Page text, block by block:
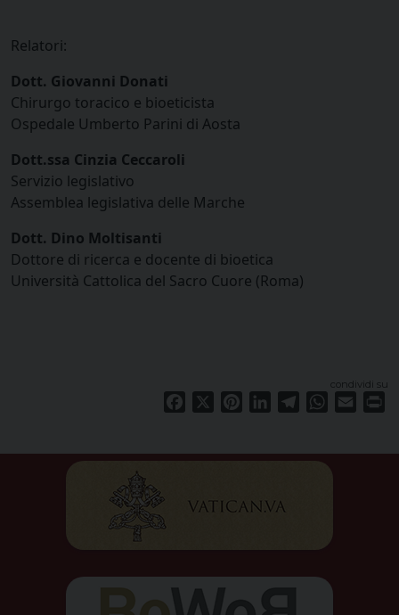
Relatori:
Dott. Giovanni Donati
Chirurgo toracico e bioeticista
Ospedale Umberto Parini di Aosta
Dott.ssa Cinzia Ceccaroli
Servizio legislativo
Assemblea legislativa delle Marche
Dott. Dino Moltisanti
Dottore di ricerca e docente di bioetica
Università Cattolica del Sacro Cuore (Roma)
condividi su
Facebook PinterestLinkedInTelegramWhatsApp
Email